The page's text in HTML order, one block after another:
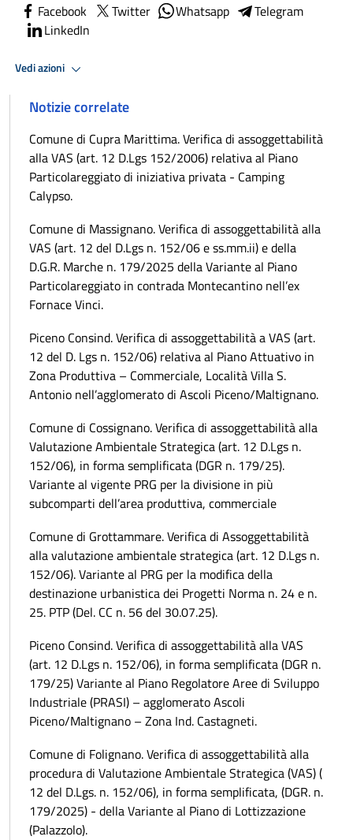
Facebook Twitter Whatsapp
Telegram
LinkedIn
Vedi azioni
Notizie correlate
Comune di Cupra Marittima. Verifica di assoggettabilità
alla VAS (art. 12 D.Lgs 152/2006) relativa al Piano
Particolareggiato di iniziativa privata - Camping
Calypso.
Comune di Massignano. Verifica di assoggettabilità alla
VAS (art. 12 del D.Lgs n. 152/06 e ss.mm.ii) e della
D.G.R. Marche n. 179/2025 della Variante al Piano
Particolareggiato in contrada Montecantino nell’ex
Fornace Vinci.
Piceno Consind. Verifica di assoggettabilità a VAS (art.
12 del D. Lgs n. 152/06) relativa al Piano Attuativo in
Zona Produttiva – Commerciale, Località Villa S.
Antonio nell’agglomerato di Ascoli Piceno/Maltignano.
Comune di Cossignano. Verifica di assoggettabilità alla
Valutazione Ambientale Strategica (art. 12 D.Lgs n.
152/06), in forma semplificata (DGR n. 179/25).
Variante al vigente PRG per la divisione in più
subcomparti dell’area produttiva, commerciale
Comune di Grottammare. Verifica di Assoggettabilità
alla valutazione ambientale strategica (art. 12 D.Lgs n.
152/06). Variante al PRG per la modifica della
destinazione urbanistica dei Progetti Norma n. 24 e n.
25. PTP (Del. CC n. 56 del 30.07.25).
Piceno Consind. Verifica di assoggettabilità alla VAS
(art. 12 D.Lgs n. 152/06), in forma semplificata (DGR n.
179/25) Variante al Piano Regolatore Aree di Sviluppo
Industriale (PRASI) – agglomerato Ascoli
Piceno/Maltignano – Zona Ind. Castagneti.
Comune di Folignano. Verifica di assoggettabilità alla
procedura di Valutazione Ambientale Strategica (VAS) (
12 del D.Lgs. n. 152/06), in forma semplificata, (DGR. n.
179/2025) - della Variante al Piano di Lottizzazione
(Palazzolo).